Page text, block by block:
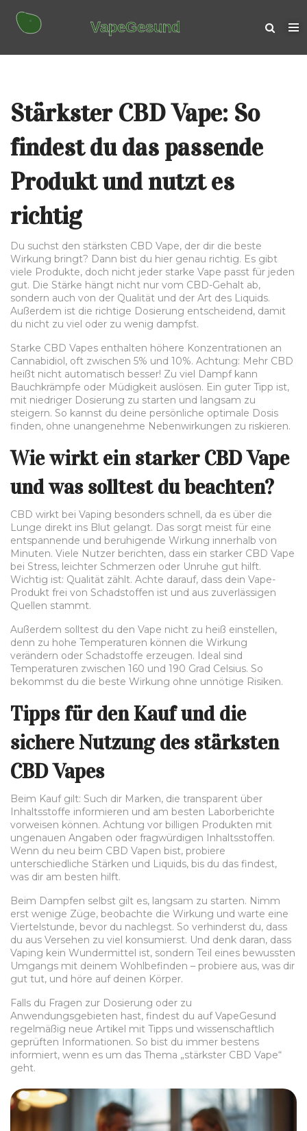
Stärkster CBD Vape: So
findest du das passende
Produkt und nutzt es
richtig
Du suchst den stärksten CBD Vape, der dir die beste
Wirkung bringt? Dann bist du hier genau richtig. Es gibt
viele Produkte, doch nicht jeder starke Vape passt für jeden
gut. Die Stärke hängt nicht nur vom CBD-Gehalt ab,
sondern auch von der Qualität und der Art des Liquids.
Außerdem ist die richtige Dosierung entscheidend, damit
du nicht zu viel oder zu wenig dampfst.
Starke CBD Vapes enthalten höhere Konzentrationen an
Cannabidiol, oft zwischen 5% und 10%. Achtung: Mehr CBD
heißt nicht automatisch besser! Zu viel Dampf kann
Bauchkrämpfe oder Müdigkeit auslösen. Ein guter Tipp ist,
mit niedriger Dosierung zu starten und langsam zu
steigern. So kannst du deine persönliche optimale Dosis
finden, ohne unangenehme Nebenwirkungen zu riskieren.
Wie wirkt ein starker CBD Vape
und was solltest du beachten?
CBD wirkt bei Vaping besonders schnell, da es über die
Lunge direkt ins Blut gelangt. Das sorgt meist für eine
entspannende und beruhigende Wirkung innerhalb von
Minuten. Viele Nutzer berichten, dass ein starker CBD Vape
bei Stress, leichter Schmerzen oder Unruhe gut hilft.
Wichtig ist: Qualität zählt. Achte darauf, dass dein Vape-
Produkt frei von Schadstoffen ist und aus zuverlässigen
Quellen stammt.
Außerdem solltest du den Vape nicht zu heiß einstellen,
denn zu hohe Temperaturen können die Wirkung
verändern oder Schadstoffe erzeugen. Ideal sind
Temperaturen zwischen 160 und 190 Grad Celsius. So
bekommst du die beste Wirkung ohne unnötige Risiken.
Tipps für den Kauf und die
sichere Nutzung des stärksten
CBD Vapes
Beim Kauf gilt: Such dir Marken, die transparent über
Inhaltsstoffe informieren und am besten Laborberichte
vorweisen können. Achtung vor billigen Produkten mit
ungenauen Angaben oder fragwürdigen Inhaltsstoffen.
Wenn du neu beim CBD Vapen bist, probiere
unterschiedliche Stärken und Liquids, bis du das findest,
was dir am besten hilft.
Beim Dampfen selbst gilt es, langsam zu starten. Nimm
erst wenige Züge, beobachte die Wirkung und warte eine
Viertelstunde, bevor du nachlegst. So verhinderst du, dass
du aus Versehen zu viel konsumierst. Und denk daran, dass
Vaping kein Wundermittel ist, sondern Teil eines bewussten
Umgangs mit deinem Wohlbefinden – probiere aus, was dir
gut tut, und höre auf deinen Körper.
Falls du Fragen zur Dosierung oder zu
Anwendungsgebieten hast, findest du auf VapeGesund
regelmäßig neue Artikel mit Tipps und wissenschaftlich
geprüften Informationen. So bist du immer bestens
informiert, wenn es um das Thema „stärkster CBD Vape“
geht.